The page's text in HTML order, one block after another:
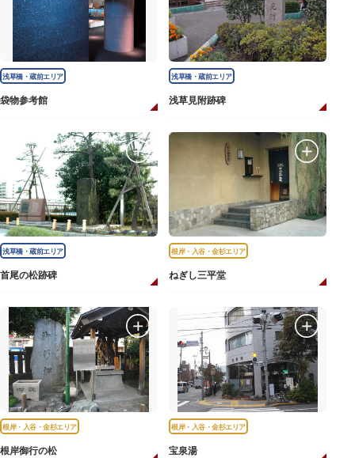
浅草橋・蔵前エリア
袋物参考館
浅草橋・蔵前エリア
浅草見附跡碑
浅草橋・蔵前エリア
首尾の松跡碑
根岸・入谷・金杉エリア
ねぎし三平堂
根岸・入谷・金杉エリア
根岸御行の松
根岸・入谷・金杉エリア
宝泉湯